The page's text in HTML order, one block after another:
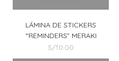
LÁMINA DE STICKERS
“REMINDERS” MERAKI
S/10.00